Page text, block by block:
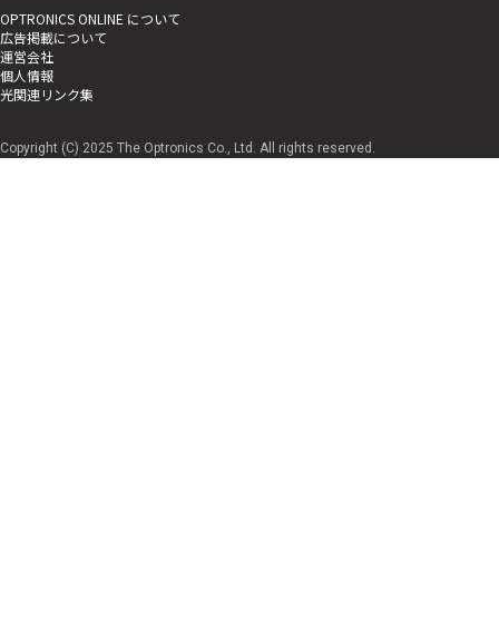
OPTRONICS ONLINE について
広告掲載について
運営会社
個人情報
光関連リンク集
Copyright (C) 2025 The Optronics Co., Ltd. All rights reserved.